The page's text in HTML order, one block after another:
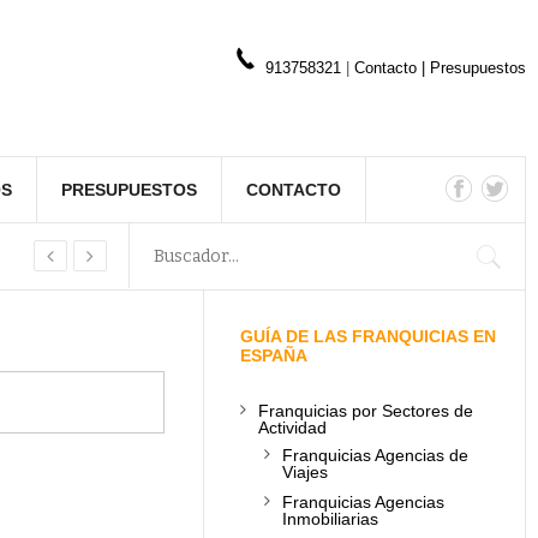
913758321 Contacto Presupuestos
PRESUPUESTOS CONTACTO
GUÍA DE LAS FRANQUICIAS EN
ESPAÑA
Franquicias por Sectores de
Actividad
Franquicias Agencias de
Viajes
Franquicias Agencias
Inmobiliarias